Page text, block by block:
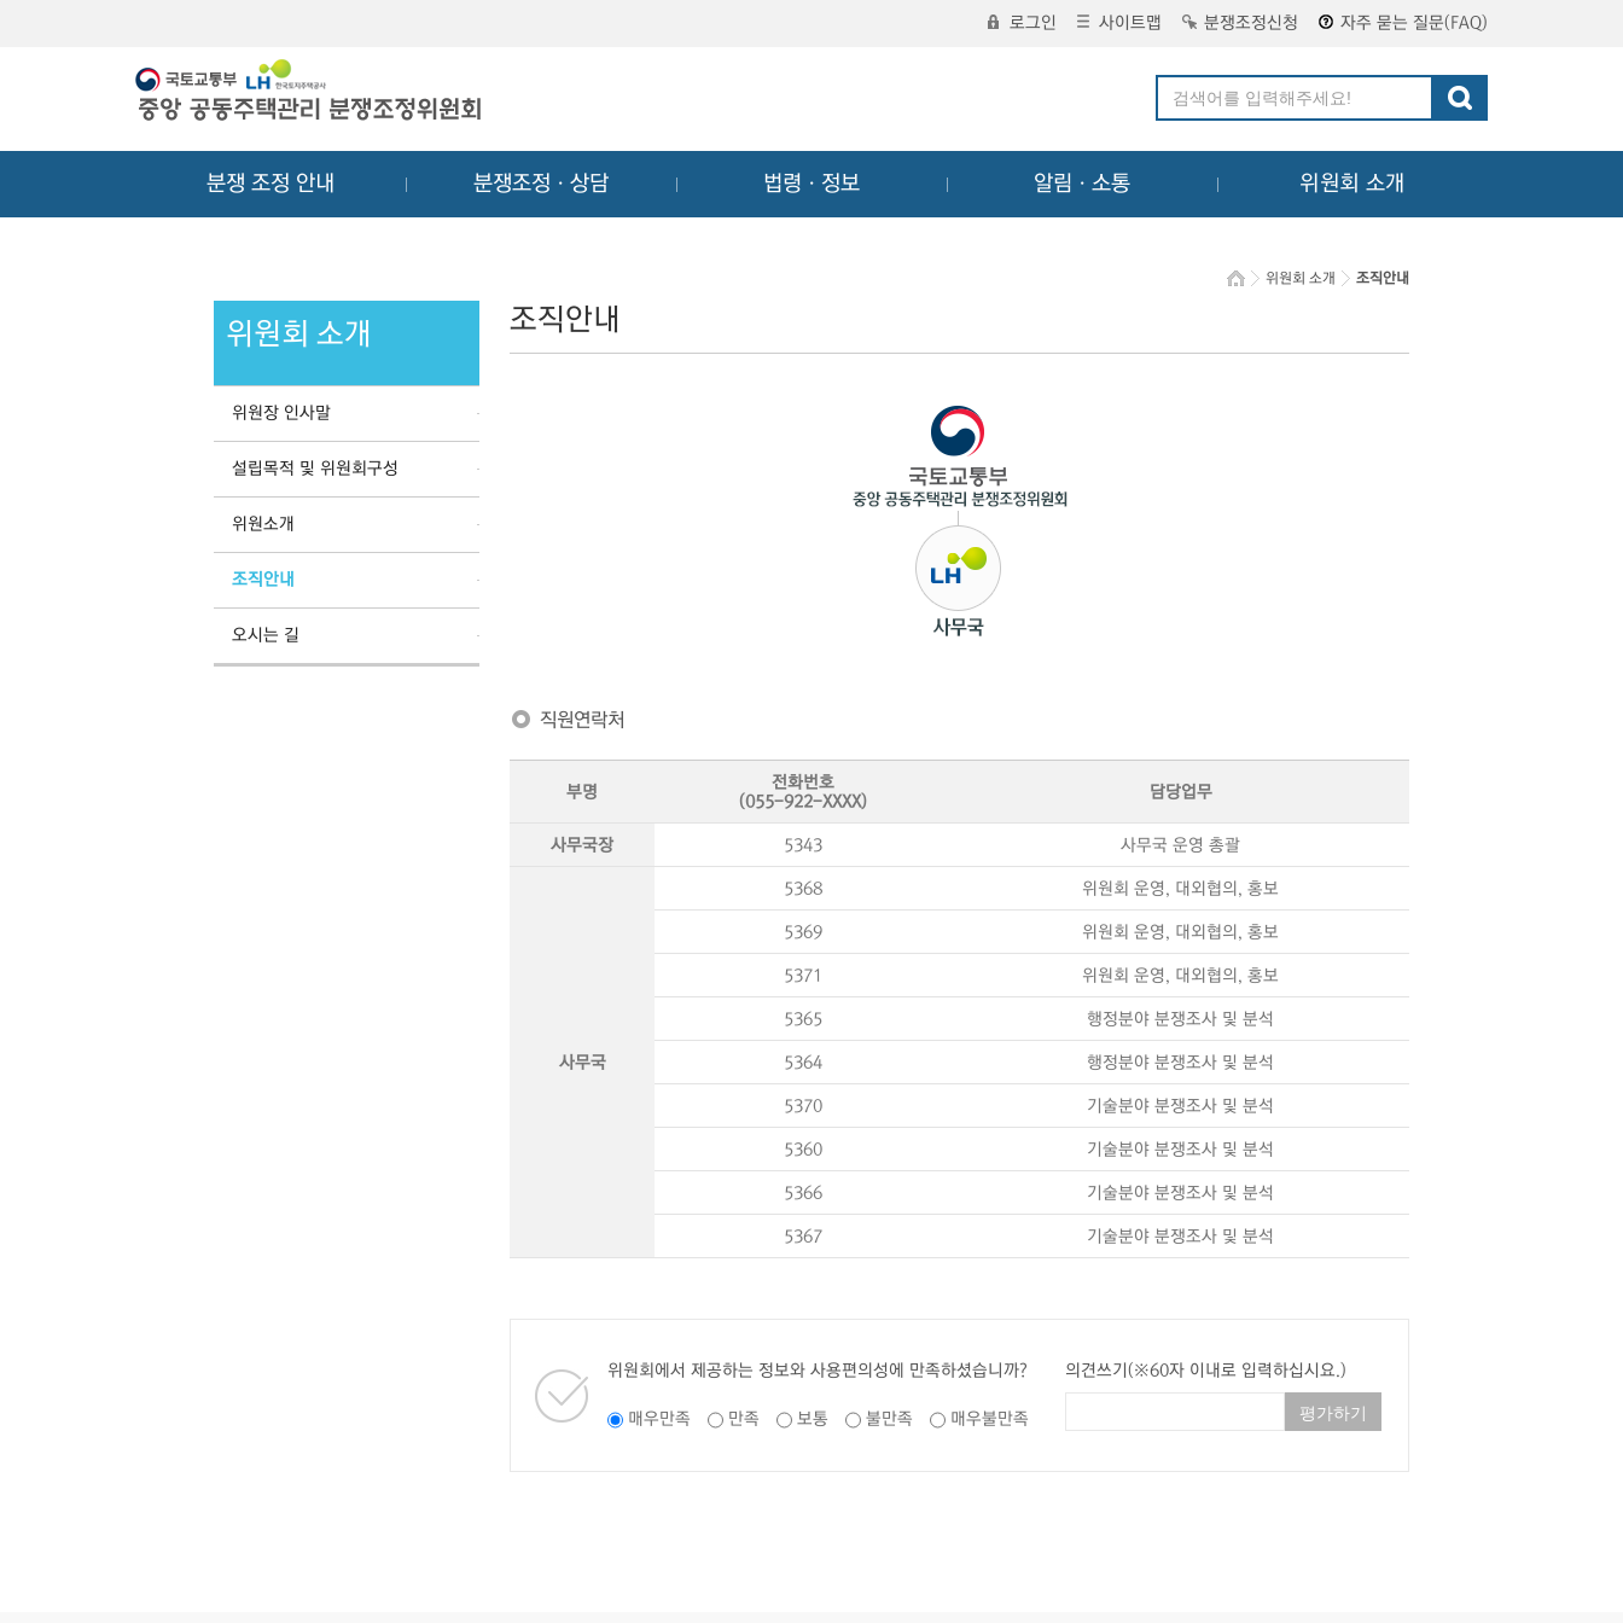
로그인 사이트맵 분쟁조정신청 자주 묻는 질문(FAQ)
분쟁 조정 안내 분쟁조정ㆍ상담 법령ㆍ정보 알림ㆍ소통 위원회 소개
위원회 소개
위원장 인사말
설립목적 및 위원회구성
위원소개
조직안내
오시는 길
위원회 소개 조직안내
조직안내
직원연락처
부명
전화번호
(055-922-XXXX)
담당업무
사무국장 5343 사무국 운영 총괄
사무국
5368 위원회 운영, 대외협의, 홍보
5369 위원회 운영, 대외협의, 홍보
5371 위원회 운영, 대외협의, 홍보
5365 행정분야 분쟁조사 및 분석
5364 행정분야 분쟁조사 및 분석
5370 기술분야 분쟁조사 및 분석
5360 기술분야 분쟁조사 및 분석
5366 기술분야 분쟁조사 및 분석
5367 기술분야 분쟁조사 및 분석
위원회에서 제공하는 정보와 사용편의성에 만족하셨습니까?
매우만족 만족 보통 불만족 매우불만족
의견쓰기(※60자 이내로 입력하십시요.)